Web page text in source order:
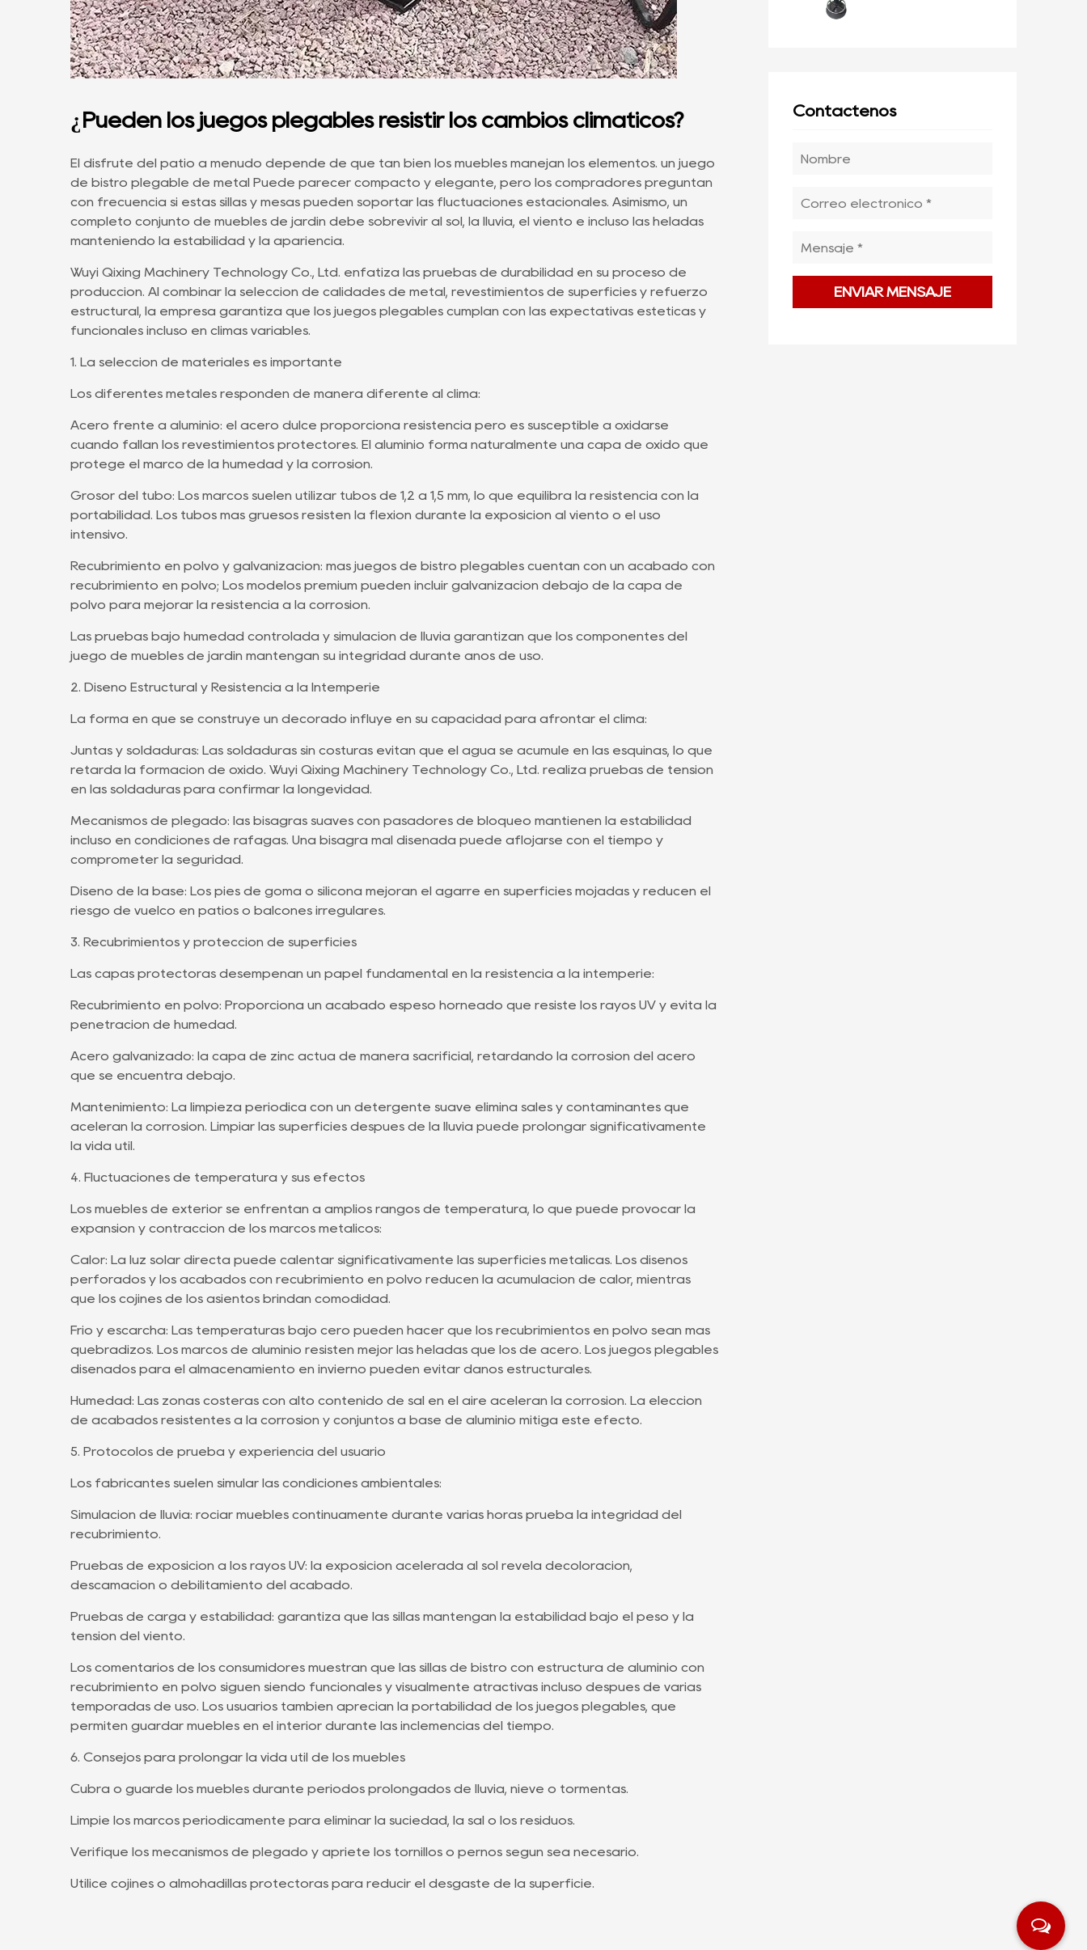
¿Pueden los juegos plegables resistir los cambios climáticos?
El disfrute del patio a menudo depende de qué tan bien los muebles manejan los elementos. un juego
de bistró plegable de metal
Puede parecer compacto y elegante, pero los compradores preguntan
con frecuencia si estas sillas y mesas pueden soportar las fluctuaciones estacionales. Asimismo, un
completo conjunto de muebles de jardín debe sobrevivir al sol, la lluvia, el viento e incluso las heladas
manteniendo la estabilidad y la apariencia.
Wuyi Qixing Machinery Technology Co., Ltd. enfatiza las pruebas de durabilidad en su proceso de
producción. Al combinar la selección de calidades de metal, revestimientos de superficies y refuerzo
estructural, la empresa garantiza que los juegos plegables cumplan con las expectativas estéticas y
funcionales incluso en climas variables.
1. La selección de materiales es importante
Los diferentes metales responden de manera diferente al clima:
Acero frente a aluminio: el acero dulce proporciona resistencia pero es susceptible a oxidarse
cuando fallan los revestimientos protectores. El aluminio forma naturalmente una capa de óxido que
protege el marco de la humedad y la corrosión.
Grosor del tubo: Los marcos suelen utilizar tubos de 1,2 a 1,5 mm, lo que equilibra la resistencia con la
portabilidad. Los tubos más gruesos resisten la flexión durante la exposición al viento o el uso
intensivo.
Recubrimiento en polvo y galvanización: más juegos de bistró plegables cuentan con un acabado con
recubrimiento en polvo; Los modelos premium pueden incluir galvanización debajo de la capa de
polvo para mejorar la resistencia a la corrosión.
Las pruebas bajo humedad controlada y simulación de lluvia garantizan que los componentes del
juego de muebles de jardín mantengan su integridad durante años de uso.
2. Diseño Estructural y Resistencia a la Intemperie
La forma en que se construye un decorado influye en su capacidad para afrontar el clima:
Juntas y soldaduras: Las soldaduras sin costuras evitan que el agua se acumule en las esquinas, lo que
retarda la formación de óxido. Wuyi Qixing Machinery Technology Co., Ltd. realiza pruebas de tensión
en las soldaduras para confirmar la longevidad.
Mecanismos de plegado: las bisagras suaves con pasadores de bloqueo mantienen la estabilidad
incluso en condiciones de ráfagas. Una bisagra mal diseñada puede aflojarse con el tiempo y
comprometer la seguridad.
Diseño de la base: Los pies de goma o silicona mejoran el agarre en superficies mojadas y reducen el
riesgo de vuelco en patios o balcones irregulares.
3. Recubrimientos y protección de superficies
Las capas protectoras desempeñan un papel fundamental en la resistencia a la intemperie:
Recubrimiento en polvo: Proporciona un acabado espeso horneado que resiste los rayos UV y evita la
penetración de humedad.
Acero galvanizado: la capa de zinc actúa de manera sacrificial, retardando la corrosión del acero
que se encuentra debajo.
Mantenimiento: La limpieza periódica con un detergente suave elimina sales y contaminantes que
aceleran la corrosión. Limpiar las superficies después de la lluvia puede prolongar significativamente
la vida útil.
4. Fluctuaciones de temperatura y sus efectos
Los muebles de exterior se enfrentan a amplios rangos de temperatura, lo que puede provocar la
expansión y contracción de los marcos metálicos:
Calor: La luz solar directa puede calentar significativamente las superficies metálicas. Los diseños
perforados y los acabados con recubrimiento en polvo reducen la acumulación de calor, mientras
que los cojines de los asientos brindan comodidad.
Frío y escarcha: Las temperaturas bajo cero pueden hacer que los recubrimientos en polvo sean más
quebradizos. Los marcos de aluminio resisten mejor las heladas que los de acero. Los juegos plegables
diseñados para el almacenamiento en invierno pueden evitar daños estructurales.
Humedad: Las zonas costeras con alto contenido de sal en el aire aceleran la corrosión. La elección
de acabados resistentes a la corrosión y conjuntos a base de aluminio mitiga este efecto.
5. Protocolos de prueba y experiencia del usuario
Los fabricantes suelen simular las condiciones ambientales:
Simulación de lluvia: rociar muebles continuamente durante varias horas prueba la integridad del
recubrimiento.
Pruebas de exposición a los rayos UV: la exposición acelerada al sol revela decoloración,
descamación o debilitamiento del acabado.
Pruebas de carga y estabilidad: garantiza que las sillas mantengan la estabilidad bajo el peso y la
tensión del viento.
Los comentarios de los consumidores muestran que las sillas de bistró con estructura de aluminio con
recubrimiento en polvo siguen siendo funcionales y visualmente atractivas incluso después de varias
temporadas de uso. Los usuarios también aprecian la portabilidad de los juegos plegables, que
permiten guardar muebles en el interior durante las inclemencias del tiempo.
6. Consejos para prolongar la vida útil de los muebles
Cubra o guarde los muebles durante períodos prolongados de lluvia, nieve o tormentas.
Limpie los marcos periódicamente para eliminar la suciedad, la sal o los residuos.
Verifique los mecanismos de plegado y apriete los tornillos o pernos según sea necesario.
Utilice cojines o almohadillas protectoras para reducir el desgaste de la superficie.
Contáctenos